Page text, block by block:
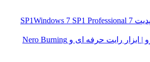
Windows 7 SP1 Professional
Nero Burning